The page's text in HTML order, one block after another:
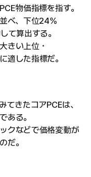
物価指標を指す。
べ、下位24%
て算出する。
きい上位・
適した指標だ。
てきたコアPCEは、
ある。
クなどで価格変動が
だ。